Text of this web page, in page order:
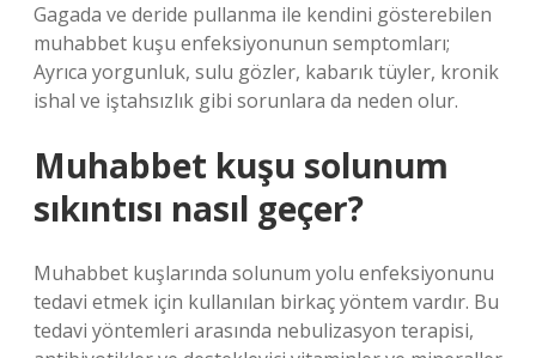
Gagada ve deride pullanma ile kendini gösterebilen
muhabbet kuşu enfeksiyonunun semptomları;
Ayrıca yorgunluk, sulu gözler, kabarık tüyler, kronik
ishal ve iştahsızlık gibi sorunlara da neden olur.
Muhabbet kuşu solunum
sıkıntısı nasıl geçer?
Muhabbet kuşlarında solunum yolu enfeksiyonunu
tedavi etmek için kullanılan birkaç yöntem vardır. Bu
tedavi yöntemleri arasında nebulizasyon terapisi,